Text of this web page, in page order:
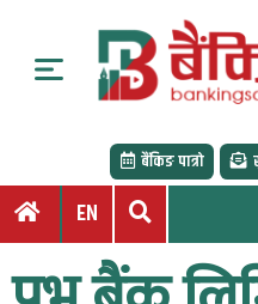
o
बैंकिङ पात्रो
EN